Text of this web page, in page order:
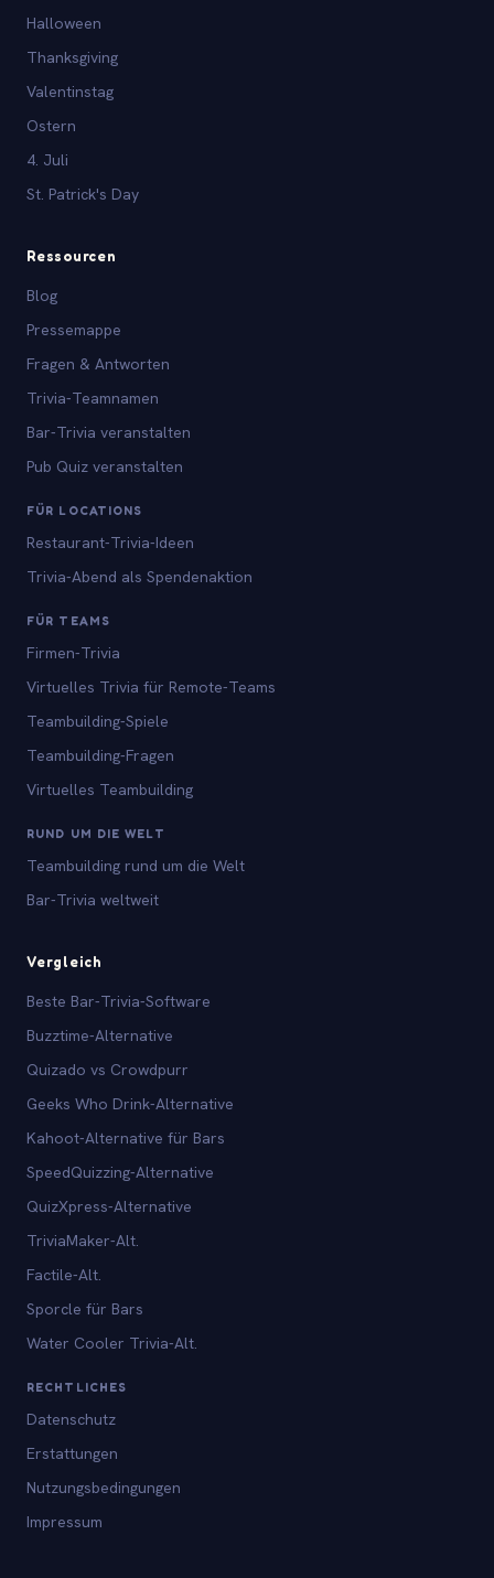
Halloween
Thanksgiving
Valentinstag
Ostern
4. Juli
St. Patrick's Day
Ressourcen
Blog
Pressemappe
Fragen & Antworten
Trivia-Teamnamen
Bar-Trivia veranstalten
Pub Quiz veranstalten
FÜR LOCATIONS
Restaurant-Trivia-Ideen
Trivia-Abend als Spendenaktion
FÜR TEAMS
Firmen-Trivia
Virtuelles Trivia für Remote-Teams
Teambuilding-Spiele
Teambuilding-Fragen
Virtuelles Teambuilding
RUND UM DIE WELT
Teambuilding rund um die Welt
Bar-Trivia weltweit
Vergleich
Beste Bar-Trivia-Software
Buzztime-Alternative
Quizado vs Crowdpurr
Geeks Who Drink-Alternative
Kahoot-Alternative für Bars
SpeedQuizzing-Alternative
QuizXpress-Alternative
TriviaMaker-Alt.
Factile-Alt.
Sporcle für Bars
Water Cooler Trivia-Alt.
RECHTLICHES
Datenschutz
Erstattungen
Nutzungsbedingungen
Impressum